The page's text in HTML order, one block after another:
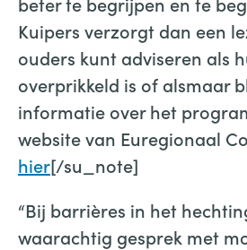
Kuipers verzorgt dan een
ouders kunt adviseren als
overprikkeld is of alsmaar
informatie over het
website van Euregionaal
hier[/su_note]
“Bij barrières in het
waarachtig gesprek met